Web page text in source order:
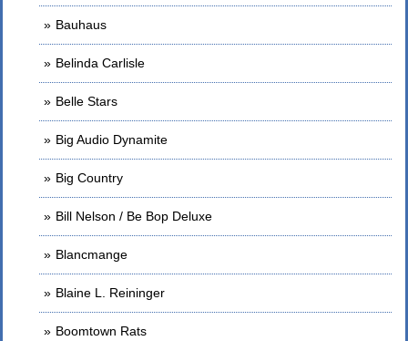
Bauhaus
Belinda Carlisle
Belle Stars
Big Audio Dynamite
Big Country
Bill Nelson / Be Bop Deluxe
Blancmange
Blaine L. Reininger
Boomtown Rats